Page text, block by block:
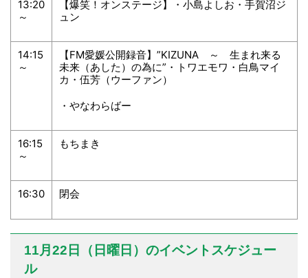
13:20
～
【爆笑！オンステージ】・小島よしお・手賀沼ジ
ュン
14:15
～
【FM愛媛公開録音】”KIZUNA ～ 生まれ来る
未来（あした）の為に”・トワエモワ・白鳥マイ
カ・伍芳（ウーファン）
・やなわらばー
16:15
～
もちまき
16:30 閉会
11月22日（日曜日）のイベントスケジュー
ル